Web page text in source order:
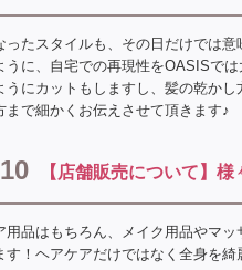
ったスタイルも、その日だけでは
うに、自宅での再現性をOASISで
うにカットもしますし、髪の乾か
まで細かくお伝えさせて頂きます♪
10 【店舗販売について】
用品はもちろん、メイク用品やマ
す！ヘアケアだけではなく全身を綺